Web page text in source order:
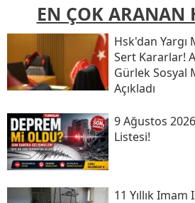
EN ÇOK ARANAN
Hsk'dan Yargı
Sert Kararlar!
Gürlek Sosyal
Açıkladı
9 Ağustos
Listesi!
11 Yıllık Imam